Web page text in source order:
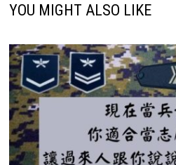
YOU MIGHT ALSO LIKE